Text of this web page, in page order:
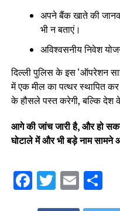
अपने बैंक खाते की
भी न बताएं।
अविश्वसनीय निवेश
दिल्ली पुलिस के इस ‘ऑपरेशन
में एक मील का पत्थर स्थापित कर
के हौसले पस्त करेगी, बल्कि देश के
आगे की जांच जारी है, और हो
घोटाले में और भी बड़े नाम सामने
Facebook
Twitter
Email